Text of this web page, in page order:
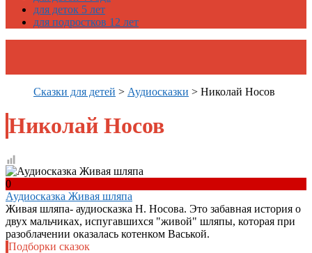
для деток 5 лет
для подростков 12 лет
Сказки для детей > Аудиосказки > Николай Носов
Николай Носов
0
Аудиосказка Живая шляпа
Живая шляпа- аудиосказка Н. Носова. Это забавная история о
двух мальчиках, испугавшихся "живой" шляпы, которая при
разоблачении оказалась котенком Васькой.
Подборки сказок